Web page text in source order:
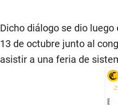
Dicho diálogo se dio
13 de octubre junto al
asistir a una feria de